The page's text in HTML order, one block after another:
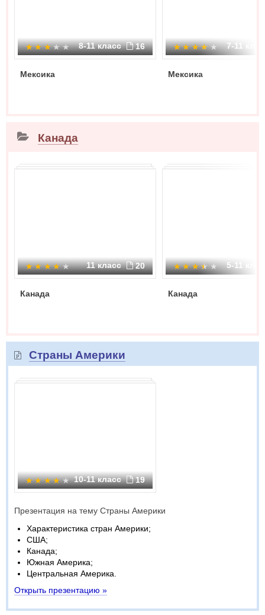
8-11 класс 16
Мексика
7-11
Мексика
Канада
11 класс 20
Канада
5-11
Канада
Страны Америки
10-11 класс 19
Презентация на тему Страны Америки
Характеристика стран Америки;
США;
Канада;
Южная Америка;
Центральная Америка.
Открыть презентацию »